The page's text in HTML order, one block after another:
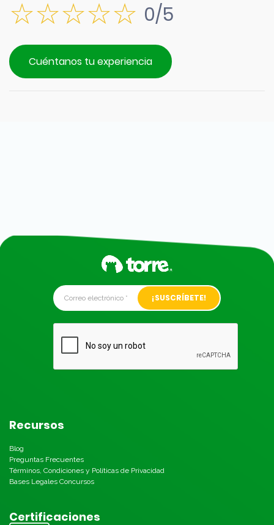
0/5
Cuéntanos tu experiencia
Alternative:
Recursos
Blog
Preguntas Frecuentes
Términos, Condiciones y Políticas de Privacidad
Bases Legales Concursos
Certificaciones